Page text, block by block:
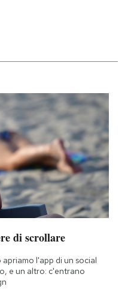
di scrollare
l'app di un social
e un altro: c'entrano